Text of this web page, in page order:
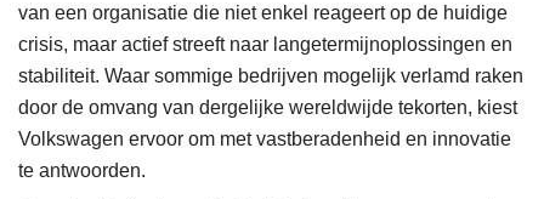
van een organisatie die niet enkel reageert op de huidige
crisis, maar actief streeft naar langetermijnoplossingen en
stabiliteit. Waar sommige bedrijven mogelijk verlamd raken
door de omvang van dergelijke wereldwijde tekorten, kiest
Volkswagen ervoor om met vastberadenheid en innovatie
te antwoorden.